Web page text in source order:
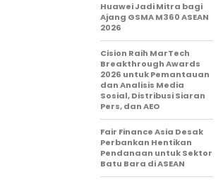
Huawei Jadi Mitra bagi
Ajang GSMA M360 ASEAN
2026
Cision Raih MarTech
Breakthrough Awards
2026 untuk Pemantauan
dan Analisis Media
Sosial, Distribusi Siaran
Pers, dan AEO
Fair Finance Asia Desak
Perbankan Hentikan
Pendanaan untuk Sektor
Batu Bara di ASEAN